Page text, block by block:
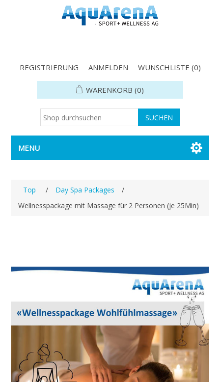
REGISTRIERUNG ANMELDEN WUNSCHLISTE (0)
WARENKORB (0)
MENU
Top / Day Spa Packages
/
Wellnesspackage mit Massage für 2 Personen (je 25Min)